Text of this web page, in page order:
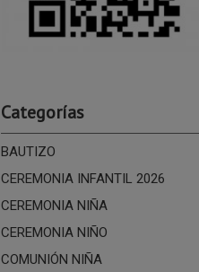
Categorías
BAUTIZO
CEREMONIA INFANTIL 2026
CEREMONIA NIÑA
CEREMONIA NIÑO
COMUNIÓN NIÑA